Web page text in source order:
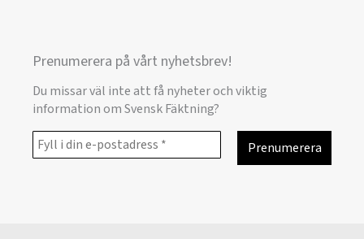
Prenumerera på vårt nyhetsbrev!
Du missar väl inte att få nyheter och viktig
information om Svensk Fäktning?